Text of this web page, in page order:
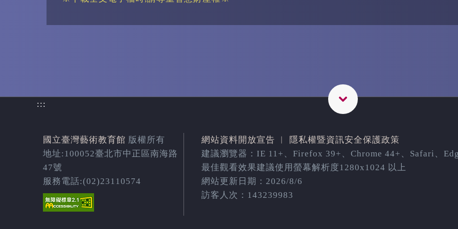
:::
國立臺灣藝術教育館 版權所有
地址:100052臺北市中正區南海路
47號
服務電話:(02)23110574
網站資料開放宣告 ︳
隱私權暨資訊安全保護政策
建議瀏覽器：IE 11+、Firefox 39+、Chrome 44+、Safari、
最佳觀看效果建議使用螢幕解析度1280x1024 以上
網站更新日期：2026/8/6
訪客人次：143239983